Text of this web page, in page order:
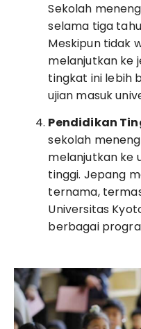
Sekolah
selama tiga
Meskipun tidak
melanjutkan ke
tingkat ini lebih
ujian masuk
Pendidikan
sekolah
melanjutkan ke
tinggi. Jepang
ternama,
Universitas
berbagai